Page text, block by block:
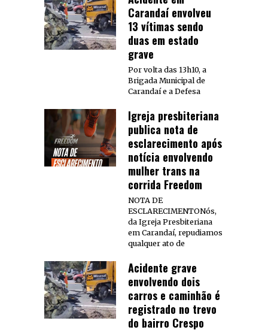
Carandaí envolveu
13 vítimas sendo
duas em estado
grave
Por volta das 13h10, a
Brigada Municipal de
Carandaí e a Defesa
Igreja presbiteriana
publica nota de
esclarecimento após
notícia envolvendo
mulher trans na
corrida Freedom
NOTA DE
ESCLARECIMENTONós,
da Igreja Presbiteriana
em Carandaí, repudiamos
qualquer ato de
Acidente grave
envolvendo dois
carros e caminhão é
registrado no trevo
do bairro Crespo